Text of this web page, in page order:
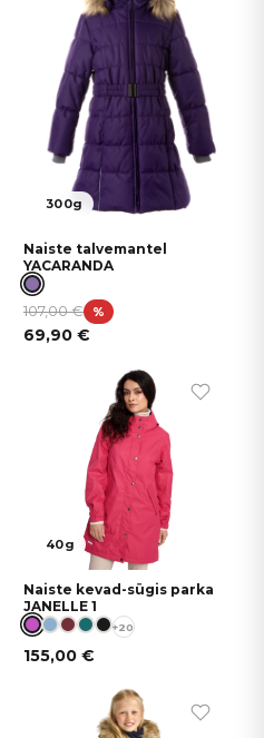
300g
Naiste talvemantel
YACARANDA
107,00€ %
69,90 €
40g
Naiste kevad-sügis parka
JANELLE 1
+20
155,00 €